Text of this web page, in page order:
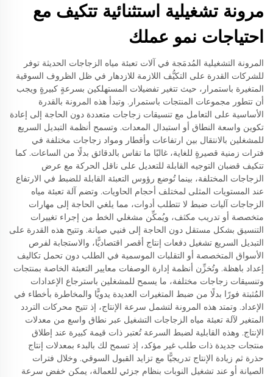
مرونة تشغيلية استثنائية تتكيف مع
احتياجات نمو عملك
المرونة التشغيلية المُدمَجة في آلات تعبئة مياه الزجاجات الحديثة توفر
للشركات القدرة على التكيُّف اللازمة للازدهار في ظل الظروف السوقية
المتغيرة باستمرار، حيث تتغير تفضيلات المستهلكين بسرعةٍ كبيرةٍ ويجب
أن تتطور مجموعات المنتجات باستمرار. وتبدأ هذه المرونة بالقدرة
الأساسية على التعامل مع تنسيقات زجاجات متعددة دون الحاجة إلى إعادة
تكوين واسعة النطاق أو استبدال المعدات. وتسمح أنظمة التبديل السريع
للمشغلين بالانتقال بين ارتفاعات وأقطار ومواد زجاجات مختلفة في
فترات زمنية قصيرةٍ للغاية، غالبًا ما تقاس بالدقائق بدلًا من الساعات. كما
تتكيف قضبان التوجيه القابلة للتعديل على ناقل الحركة مع عرض
الزجاجات المختلفة، بينما تُوضع رؤوس التعبئة القابلة للضبط في الارتفاع
عند المستويات المثلى لمختلف أحجام الحاويات. وتضم آلة تعبئة مياه
الزجاجات آليات ضبط لا تتطلب أدوات، مما يلغي الحاجة إلى مهارات
متخصصة أو تدريب مكثف، ويُمكِّن مشغلي الخط من إجراء تغييرات
التنسيق بشكل مستقل دون الحاجة إلى فنيي صيانة. وتتيح هذه القدرة على
التبديل السريع تشغيل دفعات إنتاج أقصر اقتصاديًّا، والاستجابة لفرص
الأسواق المتخصصة أو التقلبات الموسمية في الطلب دون تحمل تكاليف
إعداد باهظة. وتُخزِّن أنظمة إدارة الوصفات معايير التعبئة الخاصة بمنتجات
وتنسيقات زجاجات مختلفة، ما يسمح للمشغلين باسترجاع الإعدادات
المُثبتة فورًا بدلًا من ضبط المتغيرات العديدة يدويًّا والمخاطرة بأخطاء في
الإعداد. وتمتد هذه المرونة لتشمل سرعة الإنتاج، إذ تتيح محركات التردد
المتغير لآلة تعبئة مياه الزجاجات التشغيل عبر نطاق واسع من معدلات
الإنتاج. وهذه القابلية لضبط السرعة تُعتبر ذات قيمة كبيرة عند إطلاق
منتجات جديدة ذات طلب غير مؤكد، إذ تسمح لك بالبدء بمعدلات إنتاج
حذرة ثم زيادة الإنتاج تدريجيًّا مع تزايد القبول السوقي. وخلال فترات
الصيانة أو عند تشغيل النوبات بنظام جزئي للعمالة، يمكن خفض سرعة